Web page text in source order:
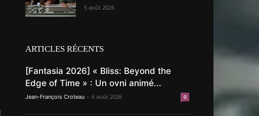
5 août 2026
ARTICLES RÉCENTS
[Fantasia 2026] « Bliss: Beyond the
Edge of Time » : Un ovni animé...
Jean-François Croteau - 6 août 2026 0